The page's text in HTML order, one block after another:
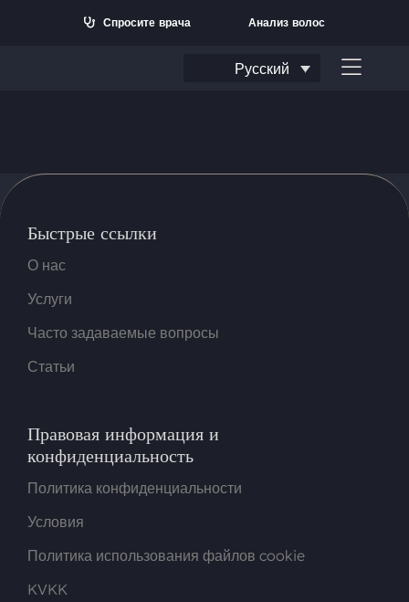
Спросите врача Анализ волос
Русский
Быстрые ссылки
О нас
Услуги
Часто задаваемые вопросы
Статьи
Правовая информация и
конфиденциальность
Политика конфиденциальности
Условия
Политика использования файлов cookie
KVKK